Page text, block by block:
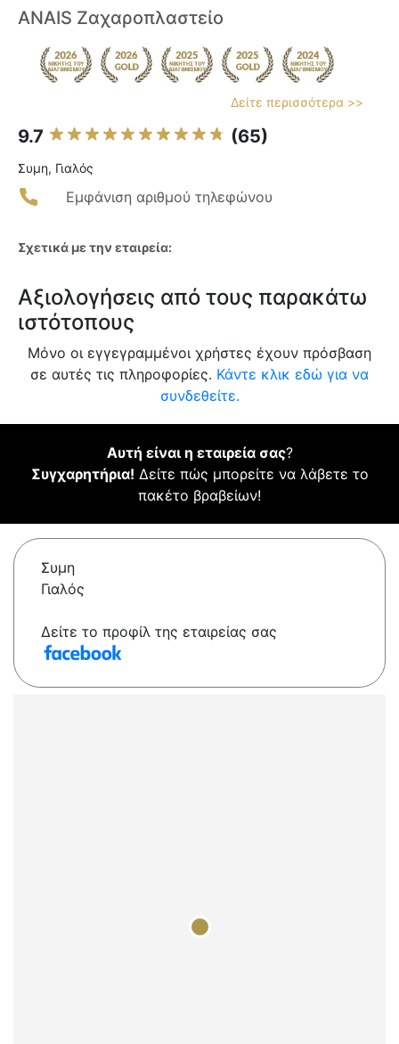
ANAIS Ζαχαροπλαστείο
Δείτε περισσότερα >>
9.7 (65)
Συμη, Γιαλός
Εμφάνιση αριθμού τηλεφώνου
Σχετικά με την εταιρεία:
Αξιολογήσεις από τους παρακάτω
ιστότοπους
Μόνο οι εγγεγραμμένοι χρήστες έχουν πρόσβαση
σε αυτές τις πληροφορίες. Κάντε κλικ εδώ για να
συνδεθείτε.
Αυτή είναι η εταιρεία σας?
Συγχαρητήρια! Δείτε πώς μπορείτε να λάβετε το
πακέτο βραβείων!
Συμη
Γιαλός
Δείτε το προφίλ της εταιρείας σας